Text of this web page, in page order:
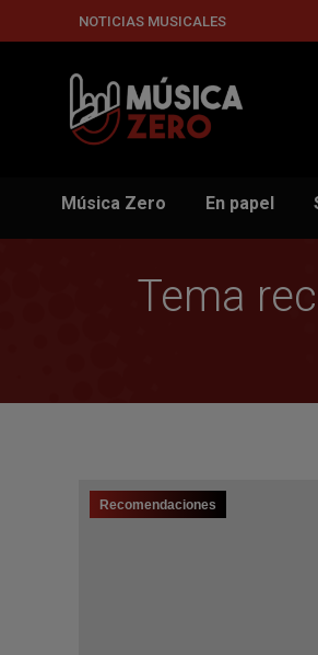
NOTICIAS MUSICALES
Música Zero En papel
Tema
Recomendaciones